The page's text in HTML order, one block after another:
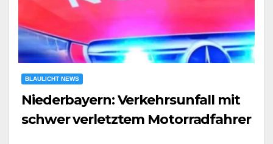
BLAULICHT NEWS
Niederbayern: Verkehrsunfall mit
schwer verletztem Motorradfahrer